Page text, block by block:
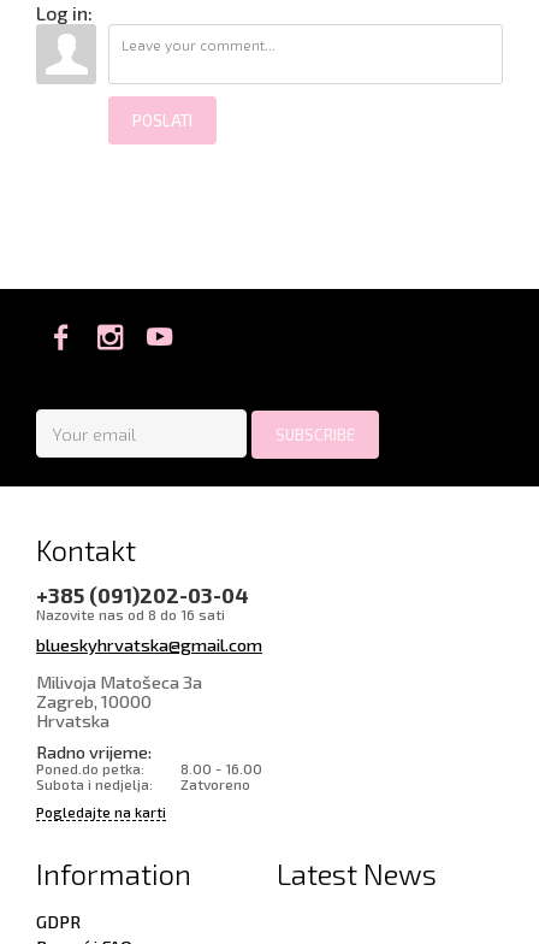
Log in:
POSLATI
Kontakt
+385 (091)202-03-04
Nazovite nas od 8 do 16 sati
blueskyhrvatska@gmail.com
Milivoja Matošeca 3a
Zagreb, 10000
Hrvatska
Radno vrijeme:
Poned.do petka:
8.00 - 16.00
Subota i nedjelja:
Zatvoreno
Pogledajte na karti
Information
GDPR
Latest News